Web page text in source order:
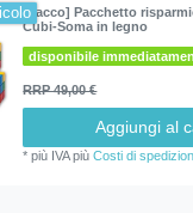
[Pacco] Pacchetto
Cubi-Soma in legno
disponibile
RRP 49,00 €
Aggiungi al
*più IVApiùCosti di